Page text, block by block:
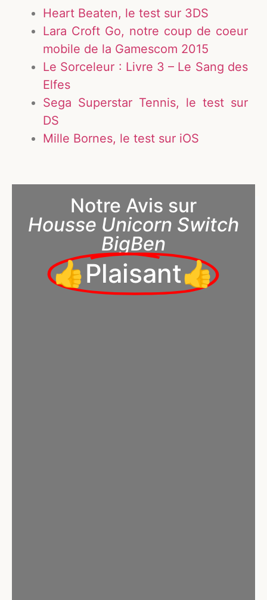
Heart Beaten, le test sur 3DS
Lara Croft Go, notre coup de coeur
mobile de la Gamescom 2015
Le Sorceleur : Livre 3 – Le Sang des
Elfes
Sega Superstar Tennis, le test sur
DS
Mille Bornes, le test sur iOS
Notre Avis sur
Housse Unicorn Switch
BigBen
👍Plaisant👍